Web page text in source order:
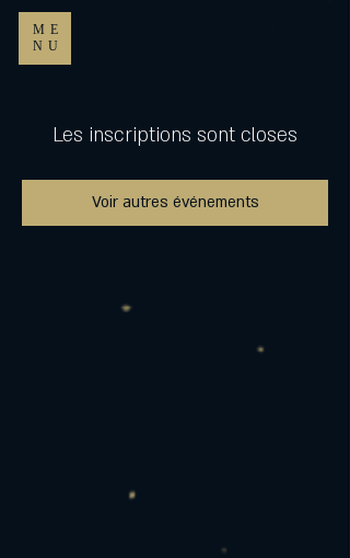
ME
NU
Les inscriptions sont closes
Voir autres événements